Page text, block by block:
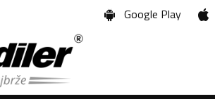
Google Play